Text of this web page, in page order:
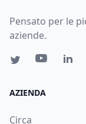
Pensato per le
aziende.
AZIENDA
Circa